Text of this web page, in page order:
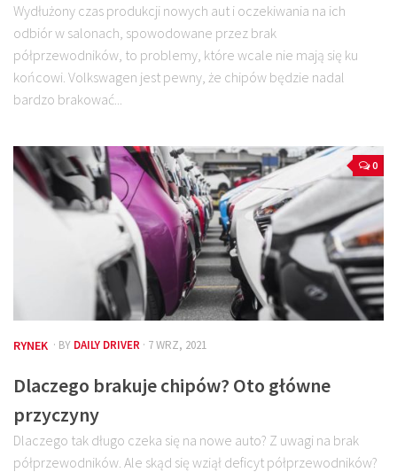
Wydłużony czas produkcji nowych aut i oczekiwania na ich
odbiór w salonach, spowodowane przez brak
półprzewodników, to problemy, które wcale nie mają się ku
końcowi. Volkswagen jest pewny, że chipów będzie nadal
bardzo brakować...
0
RYNEK · BY DAILY DRIVER · 7 WRZ, 2021
Dlaczego brakuje chipów? Oto główne
przyczyny
Dlaczego tak długo czeka się na nowe auto? Z uwagi na brak
półprzewodników. Ale skąd się wziął deficyt półprzewodników?